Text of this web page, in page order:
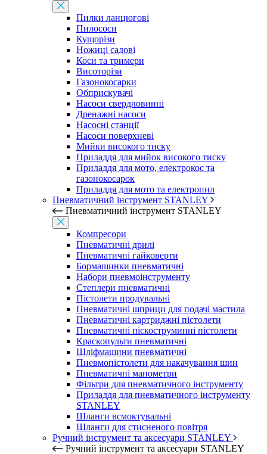
Пилки ланцюгові
Пилососи
Кущорізи
Ножиці садові
Коси та тримери
Висоторізи
Газонокосарки
Обприскувачі
Насоси свердловинні
Дренажні насоси
Насосні станції
Насоси поверхневі
Мийки високого тиску
Приладдя для мийок високого тиску
Приладдя для мото, електрокос та
газонокосарок
Приладдя для мото та електропил
Пневматичний інструмент STANLEY
Пневматичний інструмент STANLEY
Компресори
Пневматичні дрилі
Пневматичні гайковерти
Бормашинки пневматичні
Набори пневмоінструменту
Степлери пневматичні
Пістолети продувальні
Пневматичні шприци для подачі мастила
Пневматичні картриджні пістолети
Пневматичні піскоструминні пістолети
Краскопульти пневматичні
Шліфмашини пневматичні
Пневмопістолети для накачування шин
Пневматичні манометри
Фільтри для пневматичного інструменту
Приладдя для пневматичного інструменту
STANLEY
Шланги всмоктувальні
Шланги для стисненого повітря
Ручний інструмент та аксесуари STANLEY
Ручний інструмент та аксесуари STANLEY